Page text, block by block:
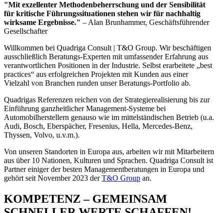
"Mit exzellenter Methodenbeherrschung und der Sensibilität
für kritische Führungssituationen stehen wir für nachhaltig
wirksame Ergebnisse." – Alan Brunhammer, Geschäftsführender
Gesellschafter
Willkommen bei Quadriga Consult | T&O Group. Wir beschäftigen
ausschließlich Beratungs-Experten mit umfassender Erfahrung aus
verantwortlichen Positionen in der Industrie. Selbst erarbeitete „best
practices“ aus erfolgreichen Projekten mit Kunden aus einer
Vielzahl von Branchen runden unser Beratungs-Portfolio ab.
Quadrigas Referenzen reichen von der Strategierealisierung bis zur
Einführung ganzheitlicher Management-Systeme bei
Automobilherstellern genauso wie im mittelständischen Betrieb (u.a.
Audi, Bosch, Eberspächer, Fresenius, Hella, Mercedes-Benz,
Thyssen, Volvo, u.v.m.).
Von unseren Standorten in Europa aus, arbeiten wir mit Mitarbeitern
aus über 10 Nationen, Kulturen und Sprachen. Quadriga Consult ist
Partner einiger der besten Managementberatungen in Europa und
gehört seit November 2023 derT&O Group an.
KOMPETENZ – GEMEINSAM